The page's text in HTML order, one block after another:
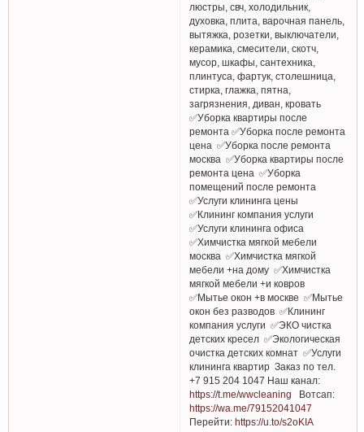
люстры, свч, холодильник,
духовка, плита, варочная панель,
вытяжка, розетки, выключатели,
керамика, смесители, скотч,
мусор, шкафы, сантехника,
плинтуса, фартук, столешница,
стирка, глажка, пятна,
загрязнения, диван, кровать
✅Уборка квартиры после
ремонта ✅Уборка после ремонта
цена ✅Уборка после ремонта
москва ✅Уборка квартиры после
ремонта цена ✅Уборка
помещений после ремонта
✅Услуги клининга цены
✅Клининг компания услуги
✅Услуги клининга офиса
✅Химчистка мягкой мебели
москва ✅Химчистка мягкой
мебели +на дому ✅Химчистка
мягкой мебели +и ковров
✅Мытье окон +в москве ✅Мытье
окон без разводов ✅Клининг
компания услуги ✅ЭКО чистка
детских кресел ✅Экологическая
очистка детских комнат ✅Услуги
клининга квартир Заказ по тел.
+7 915 204 1047 Наш канал:
https://t.me/wwcleaning Вотсап:
https://wa.me/79152041047
Перейти:https://u.to/s2oKIA